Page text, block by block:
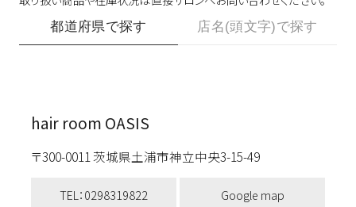
都道府県で探す 店名(頭文字)で探す
hair room OASIS
〒300-0011 茨城県土浦市神立中央3-15-49
TEL：0298319822 Google map